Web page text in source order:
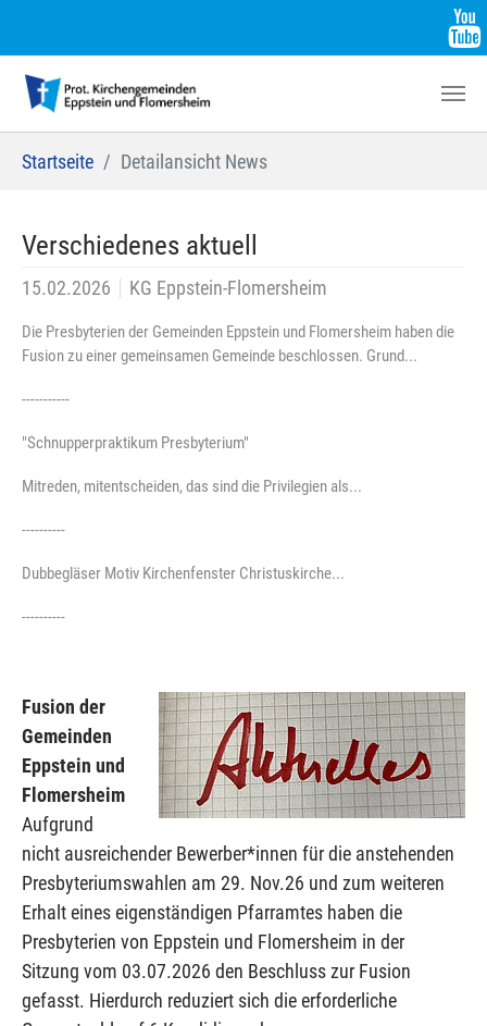
Startseite Detailansicht News
Verschiedenes aktuell
15.02.2026 KG Eppstein-Flomersheim
Die Presbyterien der Gemeinden Eppstein und Flomersheim haben die
Fusion zu einer gemeinsamen Gemeinde beschlossen. Grund...
-----------
"Schnupperpraktikum Presbyterium"
Mitreden, mitentscheiden, das sind die Privilegien als...
----------
Dubbegläser Motiv Kirchenfenster Christuskirche...
----------
Fusion der
Gemeinden
Eppstein und
Flomersheim
Aufgrund
nicht ausreichender Bewerber*innen für die anstehenden
Presbyteriumswahlen am 29. Nov.26 und zum weiteren
Erhalt eines eigenständigen Pfarramtes haben die
Presbyterien von Eppstein und Flomersheim in der
Sitzung vom 03.07.2026 den Beschluss zur Fusion
gefasst. Hierdurch reduziert sich die erforderliche